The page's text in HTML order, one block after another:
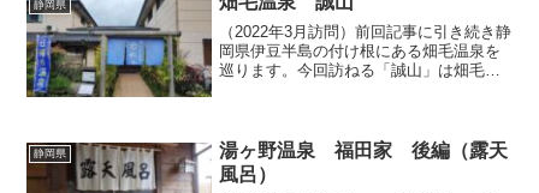
静岡県
（2022年3月訪問）前回記事に引き続き静
岡県伊豆半島の付け根にある畑毛温泉を
巡ります。今回訪ねる「誠山」は畑毛温
せん。以前別の名前...
静岡県
湯ヶ野温泉 福田家 後編（露天
風呂）